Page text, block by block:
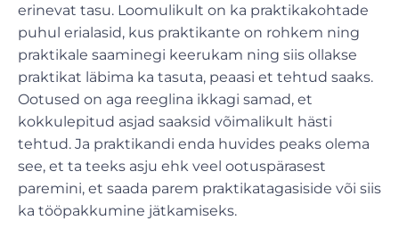
erinevat tasu. Loomulikult on ka praktikakohtade
puhul erialasid, kus praktikante on rohkem ning
praktikale saaminegi keerukam ning siis ollakse
praktikat läbima ka tasuta, peaasi et tehtud saaks.
Ootused on aga reeglina ikkagi samad, et
kokkulepitud asjad saaksid võimalikult hästi
tehtud. Ja praktikandi enda huvides peaks olema
see, et ta teeks asju ehk veel ootuspärasest
paremini, et saada parem praktikatagasiside või siis
ka tööpakkumine jätkamiseks.